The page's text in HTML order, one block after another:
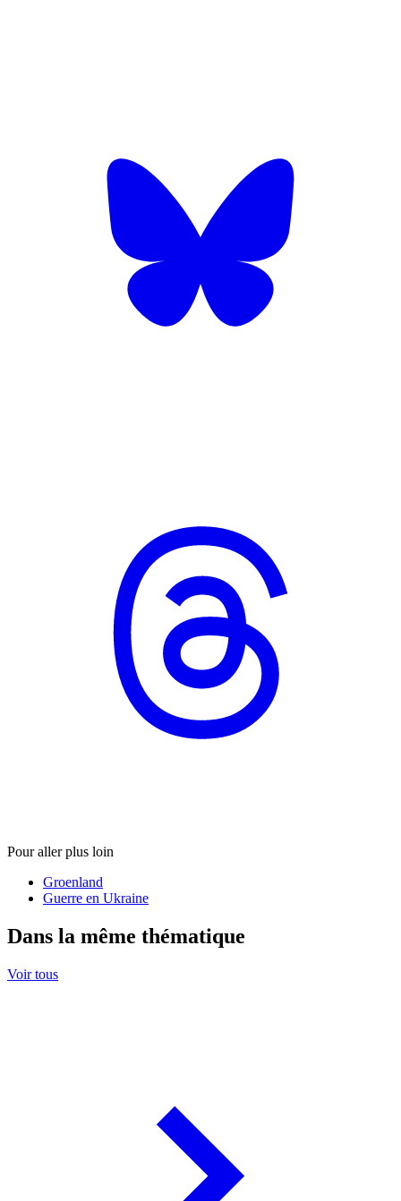
Pour aller plus loin
Groenland
Guerre en Ukraine
Dans la même thématique
Voir tous